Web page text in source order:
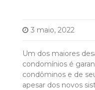
3 maio, 2022
Um dos maiores
condomínios é
condôminos e de
apesar dos novos